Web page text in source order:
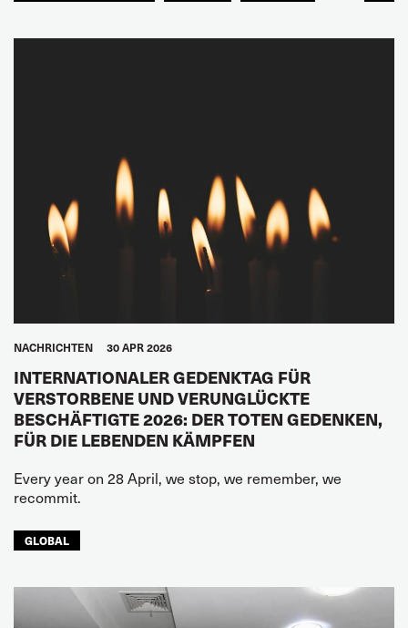
NACHRICHTEN 30 APR 2026
INTERNATIONALER GEDENKTAG FÜR
VERSTORBENE UND VERUNGLÜCKTE
BESCHÄFTIGTE 2026: DER TOTEN GEDENKEN,
FÜR DIE LEBENDEN KÄMPFEN
Every year on 28 April, we stop, we remember, we
recommit.
GLOBAL